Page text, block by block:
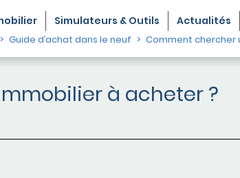
Simulateurs & Outils Actualités
Guide d’achat dans le neuf Comment chercher
à acheter ?